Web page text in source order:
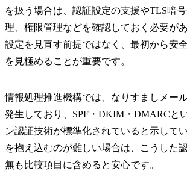
を扱う場合は、認証設定の支援やTLS暗
理、権限管理などを確認しておく必要が
設定を見直す前提ではなく、最初から安
を見極めることが重要です。
情報処理推進機構では、なりすましメー
発生しており、SPF・DKIM・DMARCと
ン認証技術が標準化されていると示して
を抱え込むのが難しい場合は、こうした
無も比較項目に含めると安心です。